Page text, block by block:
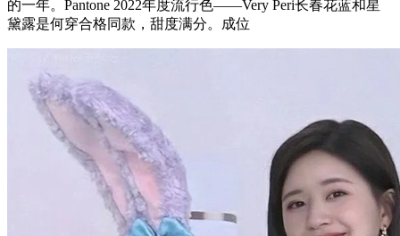
的一年。Pantone 2022年度流行色——Very Peri长春花蓝和星
黛露是何穿合格同款，甜度满分。成位